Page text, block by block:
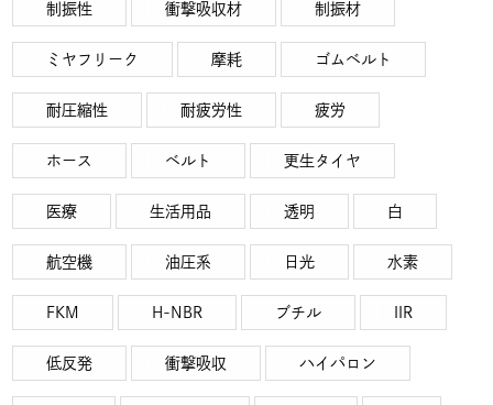
制振性 衝撃吸収材 制振材
ミヤフリーク 摩耗 ゴムベルト
耐圧縮性 耐疲労性 疲労
ホース ベルト 更生タイヤ
医療 生活用品 透明 白
航空機 油圧系 日光 水素
FKM H-NBR ブチル IIR
低反発 衝撃吸収 ハイパロン